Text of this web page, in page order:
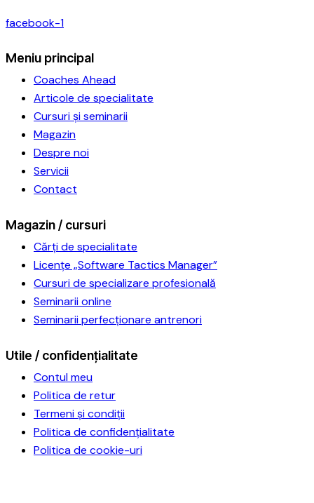
facebook-1
Meniu principal
Coaches Ahead
Articole de specialitate
Cursuri și seminarii
Magazin
Despre noi
Servicii
Contact
Magazin / cursuri
Cărți de specialitate
Licențe „Software Tactics Manager”
Cursuri de specializare profesională
Seminarii online
Seminarii perfecționare antrenori
Utile / confidențialitate
Contul meu
Politica de retur
Termeni și condiții
Politica de confidențialitate
Politica de cookie-uri